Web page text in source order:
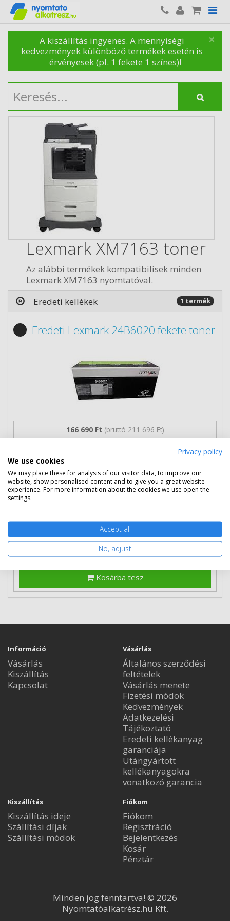
×
A kiszállítás ingyenes. A mennyiségi
kedvezmények különböző termékek esetén is
érvényesek (pl. 1 fekete 1 színes)!
Lexmark XM7163 toner
Az alábbi termékek kompatibilisek minden
Lexmark XM7163 nyomtatóval.
Eredeti kellékek
1 termék
Eredeti Lexmark 24B6020 fekete toner
166 690 Ft (bruttó 211 696 Ft)
2 db
3 db-tól160 890 Ft (bruttó 204 330 Ft) / db
Rendelésre Mikor kapom meg?
Kosárba tesz
Információ
Vásárlás
Kiszállítás
Kapcsolat
Vásárlás
Általános szerződési
feltételek
Vásárlás menete
Fizetési módok
Kedvezmények
Adatkezelési
Tájékoztató
Eredeti kellékanyag
garanciája
Utángyártott
kellékanyagokra
vonatkozó garancia
Kiszállítás
Kiszállítás ideje
Szállítási díjak
Szállítási módok
Fiókom
Fiókom
Regisztráció
Bejelentkezés
Kosár
Pénztár
Minden jog fenntartva! © 2026
Nyomtatóalkatrész.hu Kft.
Privacy policy
We use cookies
We may place these for analysis of our visitor data, to improve our
website, show personalised content and to give you a great website
experience. For more information about the cookies we use open the
settings.
Accept all
No, adjust